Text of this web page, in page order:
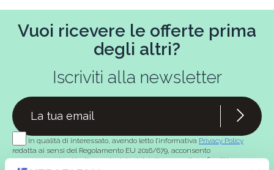
Vuoi ricevere le offerte prima
degli altri?
Iscriviti alla newsletter
In qualità di interessato, avendo letto l’informativa Privacy Policy
redatta ai sensi del Regolamento EU 2016/679, acconsento
espressamente al trattamento dei miei dati personali per finalità